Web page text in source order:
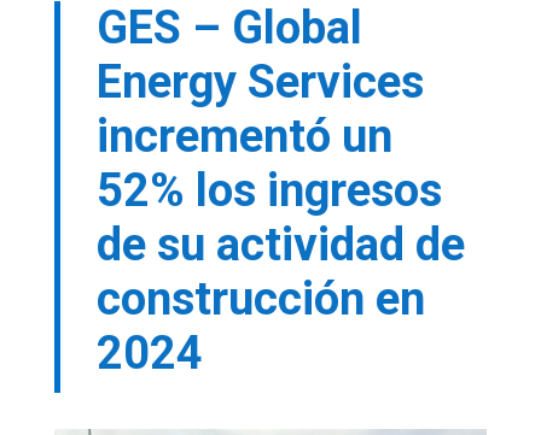
GES – Global
Energy Services
incrementó un
52% los ingresos
de su actividad de
construcción en
2024